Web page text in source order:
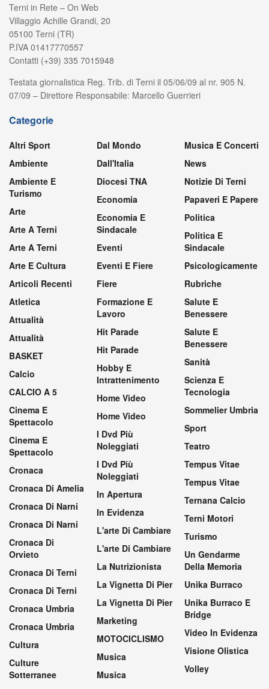
Terni in Rete – On Web
Villaggio Achille Grandi, 20
05100 Terni (TR)
P.IVA 01417770557
Contatti (+39) 335 7015948
Testata giornalistica Reg. Trib. di Terni il 05/06/09 al nr. 905 N.
07/09 – Direttore Responsabile: Marcello Guerrieri
Categorie
Altri Sport
Ambiente
Ambiente E
Turismo
Arte
Arte A Terni
Arte A Terni
Arte E Cultura
Articoli Recenti
Atletica
Attualità
Attualità
BASKET
Calcio
CALCIO A 5
Cinema E
Spettacolo
Cinema E
Spettacolo
Cronaca
Cronaca Di Amelia
Cronaca Di Narni
Cronaca Di Narni
Cronaca Di
Orvieto
Cronaca Di Terni
Cronaca Di Terni
Cronaca Umbria
Cronaca Umbria
Cultura
Culture
Sotterranee
Dal Mondo
Dall'Italia
Diocesi TNA
Economia
Economia E
Sindacale
Eventi
Eventi E Fiere
Fiere
Formazione E
Lavoro
Hit Parade
Hit Parade
Hobby E
Intrattenimento
Home Video
Home Video
I Dvd Più
Noleggiati
I Dvd Più
Noleggiati
In Apertura
In Evidenza
L'arte Di Cambiare
L'arte Di Cambiare
La Nutrizionista
La Vignetta Di Pier
La Vignetta Di Pier
Marketing
MOTOCICLISMO
Musica
Musica
Musica E Concerti
News
Notizie Di Terni
Papaveri E Papere
Politica
Politica E
Sindacale
Psicologicamente
Rubriche
Salute E
Benessere
Salute E
Benessere
Sanità
Scienza E
Tecnologia
Sommelier Umbria
Sport
Teatro
Tempus Vitae
Tempus Vitae
Ternana Calcio
Terni Motori
Turismo
Un Gendarme
Della Memoria
Unika Burraco
Unika Burraco E
Bridge
Video In Evidenza
Visione Olistica
Volley